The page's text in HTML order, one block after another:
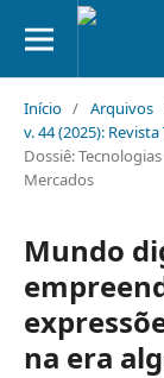
Início / Arquivos
v. 44 (2025):
Dossiê:
Mercados
Mundo
na era